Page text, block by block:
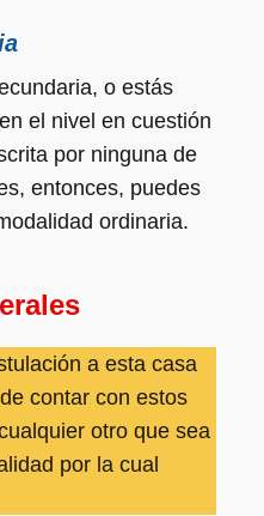
o estás
el nivel en cuestión
por ninguna de
entonces, puedes
ordinaria.
a esta casa
contar con estos
otro que sea
por la cual